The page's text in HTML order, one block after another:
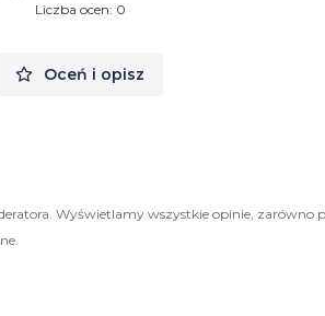
Liczba ocen: 0
Oceń i opisz
Wyświetlamy wszystkie opinie,